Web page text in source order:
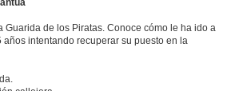
Guarida de los Piratas. Conoce cómo le ha ido a
intentando recuperar su puesto en la